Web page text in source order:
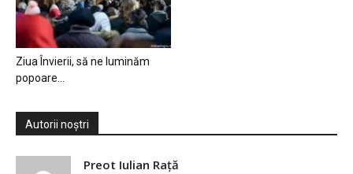
Ziua Învierii, să ne luminăm
popoare…
Autorii noștri
Preot Iulian Raţă